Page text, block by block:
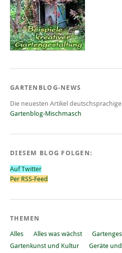
GARTENBLOG-NEWS
Die neuesten Artikel
Gartenblog-Mischmasch
DIESEM BLOG FOLGEN:
Auf Twitter
Per RSS-Feed
THEMEN
Alles Alles was wächst
Gartenkunst und Kultur
Geräte